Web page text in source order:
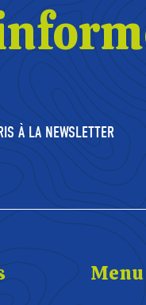
À LA NEWSLETTER
Menu